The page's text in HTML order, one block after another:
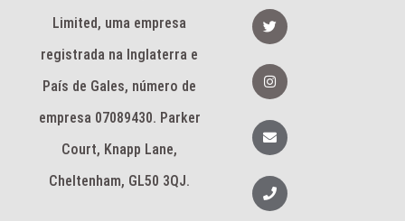
Limited, uma empresa
registrada na Inglaterra e
País de Gales, número de
empresa 07089430. Parker
Court, Knapp Lane,
Cheltenham, GL50 3QJ.
b
o
-
f
T
w
i
t
e
r
n
s
a
g
r
m
E
n
v
l
o
T
e
l